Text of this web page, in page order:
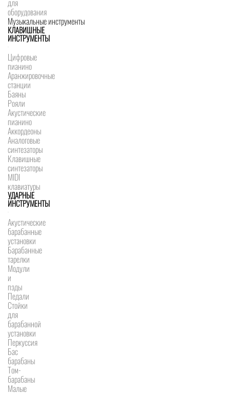
для
оборудования
Музыкальные инструменты
КЛАВИШНЫЕ
ИНСТРУМЕНТЫ
Цифровые
пианино
Аранжировочные
станции
Баяны
Рояли
Акустические
пианино
Аккордеоны
Аналоговые
синтезаторы
Клавишные
синтезаторы
MIDI
клавиатуры
УДАРНЫЕ
ИНСТРУМЕНТЫ
Акустические
барабанные
установки
Барабанные
тарелки
Модули
и
пэды
Педали
Стойки
для
барабанной
установки
Перкуссия
Бас
барабаны
Том-
барабаны
Малые